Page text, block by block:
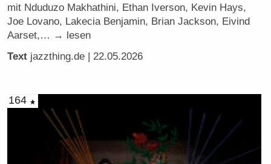
mit Nduduzo Makhathini, Ethan Iverson, Kevin Hays,
Joe Lovano, Lakecia Benjamin, Brian Jackson, Eivind
Aarset,… → lesen
Text jazzthing.de | 22.05.2026
164